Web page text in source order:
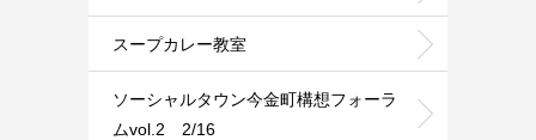
スープカレー教室
ソーシャルタウン今金町構想フォーラ
ムvol.2 2/16